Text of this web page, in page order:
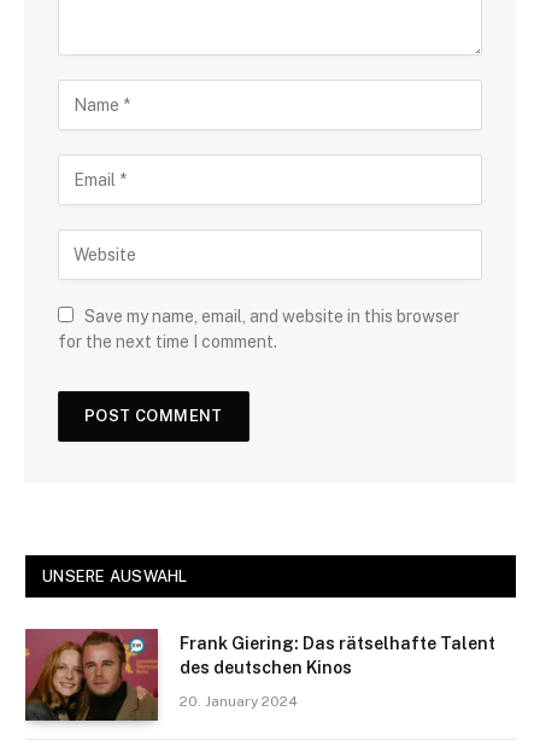
Save my name, email, and website in this browser
for the next time I comment.
UNSERE AUSWAHL
Frank Giering: Das rätselhafte Talent
des deutschen Kinos
20. January 2024